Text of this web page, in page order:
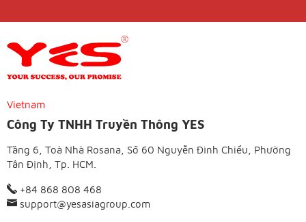
Vietnam
Công Ty TNHH Truyền Thông YES
Tầng 6, Toà Nhà Rosana, Số 60 Nguyễn Đình Chiểu, Phường
Tân Định, Tp. HCM.
+84 868 808 468
support@yesasiagroup.com